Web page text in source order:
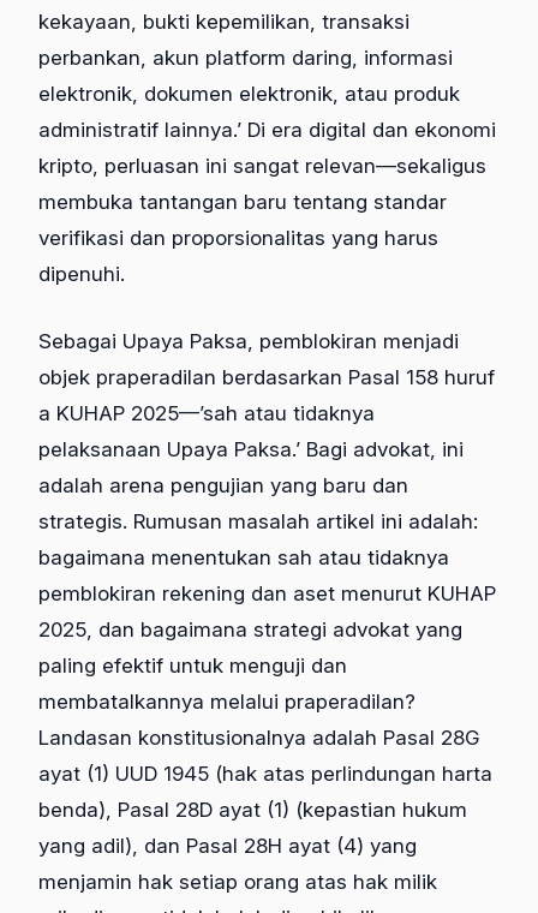
kekayaan, bukti kepemilikan, transaksi
perbankan, akun platform daring, informasi
elektronik, dokumen elektronik, atau produk
administratif lainnya.’ Di era digital dan ekonomi
kripto, perluasan ini sangat relevan—sekaligus
membuka tantangan baru tentang standar
verifikasi dan proporsionalitas yang harus
dipenuhi.
Sebagai Upaya Paksa, pemblokiran menjadi
objek praperadilan berdasarkan Pasal 158 huruf
a KUHAP 2025—’sah atau tidaknya
pelaksanaan Upaya Paksa.’ Bagi advokat, ini
adalah arena pengujian yang baru dan
strategis. Rumusan masalah artikel ini adalah:
bagaimana menentukan sah atau tidaknya
pemblokiran rekening dan aset menurut KUHAP
2025, dan bagaimana strategi advokat yang
paling efektif untuk menguji dan
membatalkannya melalui praperadilan?
Landasan konstitusionalnya adalah Pasal 28G
ayat (1) UUD 1945 (hak atas perlindungan harta
benda), Pasal 28D ayat (1) (kepastian hukum
yang adil), dan Pasal 28H ayat (4) yang
menjamin hak setiap orang atas hak milik